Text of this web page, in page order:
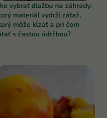
vybrať dlažbu na záhrady:
materiál vydrží záťaž,
môže kĺzať a pri čom
s častou údržbou?